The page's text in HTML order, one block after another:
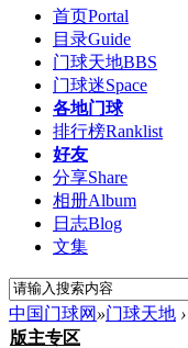
首页Portal
目录Guide
门球天地BBS
门球迷Space
各地门球
排行榜Ranklist
好友
分享Share
相册Album
日志Blog
文集
中国门球网 »门球天地 ›
版主专区